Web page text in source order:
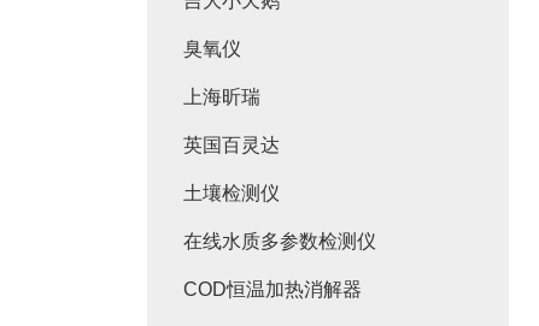
臭氧仪
上海昕瑞
英国百灵达
土壤检测仪
在线水质多参数检测仪
COD恒温加热消解器